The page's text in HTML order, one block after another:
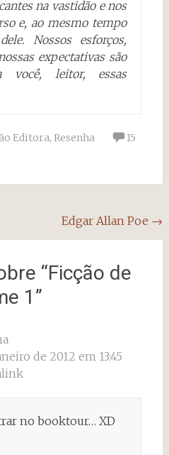
na vastidão e nos
e, ao mesmo tempo
Nossos esforços,
expectativas são
leitor, essas
Editora, Resenha
15
Edgar Allan Poe →
“Ficção de
1 ”
de 2012 em 13:45
no booktour… XD